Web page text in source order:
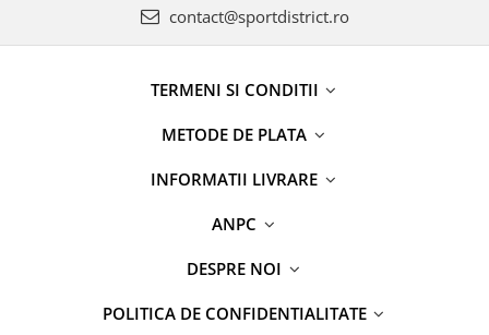
contact@sportdistrict.ro
TERMENI SI CONDITII
METODE DE PLATA
INFORMATII LIVRARE
ANPC
DESPRE NOI
POLITICA DE CONFIDENTIALITATE